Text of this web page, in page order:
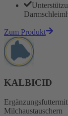
Zum Produkt
KALBICID
Milchaustauschern